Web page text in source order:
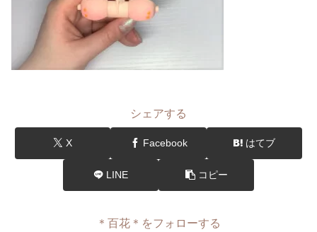
シェアする
X Facebook はてブ
LINE コピー
＊百花＊をフォローする